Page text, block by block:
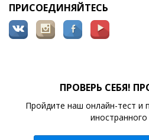
ПРИСОЕДИНЯЙТЕСЬ
ПРОВЕРЬ СЕБЯ!
Пройдите наш онлайн-тест и
иностранного